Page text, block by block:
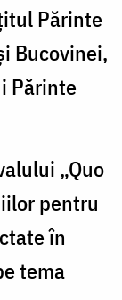
Părinte
Bucovinei,
Părinte
„Quo
pentru
în
tema